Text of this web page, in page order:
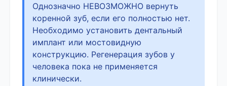
Однозначно НЕВОЗМОЖНО вернуть
коренной зуб, если его полностью нет.
Необходимо установить дентальный
имплант или мостовидную
конструкцию. Регенерация зубов у
человека пока не применяется
клинически.